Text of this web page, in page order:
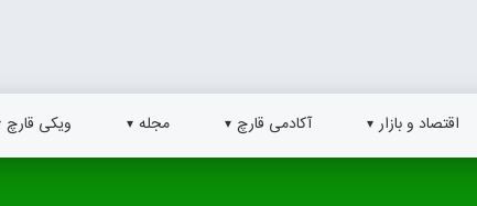
اقتصاد و بازار آکادمی قارچ مجله ویکی قارچ